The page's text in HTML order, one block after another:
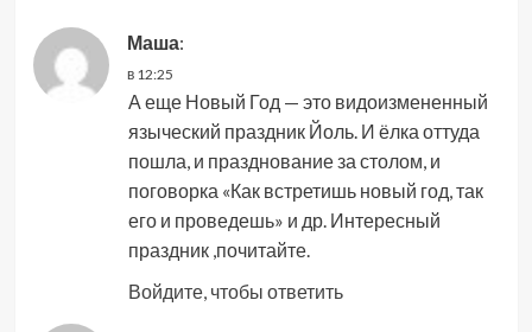
Маша:
в 12:25
А еще Новый Год — это видоизмененный
языческий праздник Йоль. И ёлка оттуда
пошла, и празднование за столом, и
поговорка «Как встретишь новый год, так
его и проведешь» и др. Интересный
праздник ,почитайте.
Войдите, чтобы ответить